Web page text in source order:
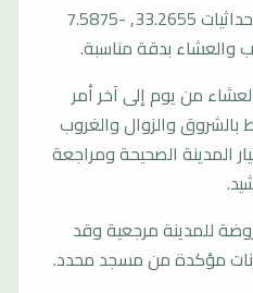
المرجع العام للمدينة يستخدم إحداثيات 33.2655, -7.5875
والعشاء بدقة مناسبة.
من يوم إلى آخر أمر
بالشروق والزوال والغروب
المدينة الصحيحة ومراجعة
للمدينة مرجعية وقد
مؤكدة من مسجد محدد.